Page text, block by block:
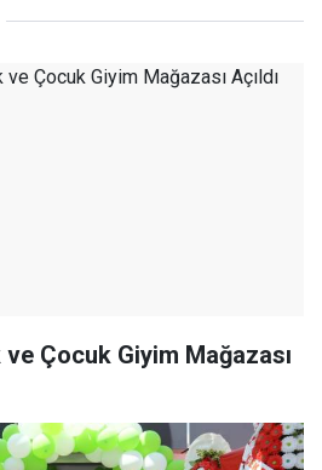
Çocuk Giyim Mağazası